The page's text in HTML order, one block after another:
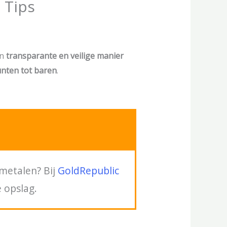
transparante en veilige manier
tot baren.
Bij GoldRepublic